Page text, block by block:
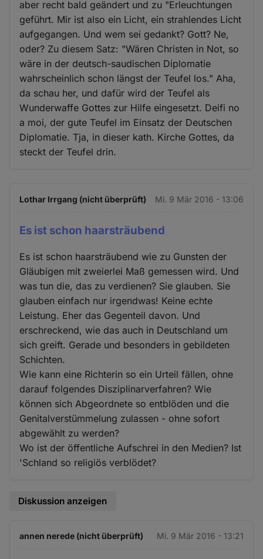
aber recht bald geändert und zu "Erleuchtungen
geführt. Mir ist also ein Licht, ein strahlendes Licht
aufgegangen. Und wem sei gedankt? Gott? Ne,
oder? Zu diesem Satz: "Wären Christen in Not, so
wäre in der deutsch-saudischen Diplomatie
wahrscheinlich schon längst der Teufel los." Aha,
da schau her, und dafür wird der Teufel als
Wunderwaffe Gottes zur Hilfe eingesetzt. Deifi no
a moi, der gute Teufel im Einsatz der Deutschen
Diplomatie. Tja, in dieser kath. Kirche Gottes, da
steckt der Teufel drin.
Lothar Irrgang (nicht überprüft) Mi. 9 Mär 2016 - 13:06
Es ist schon haarsträubend
Es ist schon haarsträubend wie zu Gunsten der
Gläubigen mit zweierlei Maß gemessen wird. Und
was tun die, das zu verdienen? Sie glauben. Sie
glauben einfach nur irgendwas! Keine echte
Leistung. Eher das Gegenteil davon. Und
erschreckend, wie das auch in Deutschland um
sich greift. Gerade und besonders in gebildeten
Schichten.
Wie kann eine Richterin so ein Urteil fällen, ohne
darauf folgendes Disziplinarverfahren? Wie
können sich Abgeordnete so entblöden und die
Genitalverstümmelung zulassen - ohne sofort
abgewählt zu werden?
Wo ist der öffentliche Aufschrei in den Medien? Ist
'Schland so religiös verblödet?
Diskussion anzeigen
annen nerede (nicht überprüft) Mi. 9 Mär 2016 - 13:21